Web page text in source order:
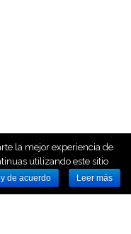
la mejor experiencia de
utilizando este sitio
de acuerdo Leer más